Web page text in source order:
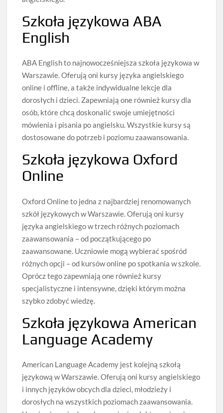
Szkoła językowa ABA
English
ABA English to najnowocześniejsza szkoła językowa w
Warszawie. Oferują oni kursy języka angielskiego
online i offline, a także indywidualne lekcje dla
dorosłych i dzieci. Zapewniają one również kursy dla
osób, które chcą doskonalić swoje umiejętności
mówienia i pisania po angielsku. Wszystkie kursy są
dostosowane do potrzeb i poziomu zaawansowania.
Szkoła językowa Oxford
Online
Oxford Online to jedna z najbardziej renomowanych
szkół językowych w Warszawie. Oferują oni kursy
języka angielskiego w trzech różnych poziomach
zaawansowania – od początkującego po
zaawansowane. Uczniowie mogą wybierać spośród
różnych opcji – od kursów online po spotkania w szkole.
Oprócz tego zapewniają one również kursy
specjalistyczne i intensywne, dzięki którym można
szybko zdobyć wiedzę.
Szkoła językowa American
Language Academy
American Language Academy jest kolejną szkołą
językową w Warszawie. Oferują oni kursy angielskiego
i innych języków obcych dla dzieci, młodzieży i
dorosłych na wszystkich poziomach zaawansowania.